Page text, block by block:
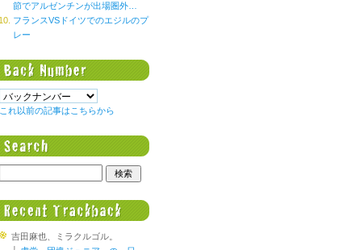
節でアルゼンチンが出場圏外…
フランスVSドイツでのエジルのプ
レー
これ以前の記事はこちらから
吉田麻也、ミラクルゴル。